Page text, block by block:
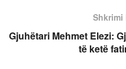
Shkrimi
Gjuhëtari Mehmet Elezi:
të ketë